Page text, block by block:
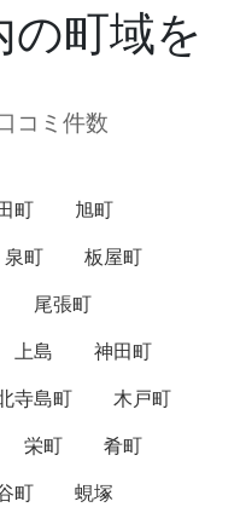
町域を
コミ件数
町
旭町
泉町
板屋町
尾張町
上島
神田町
寺島町
木戸町
栄町
肴町
町
蜆塚